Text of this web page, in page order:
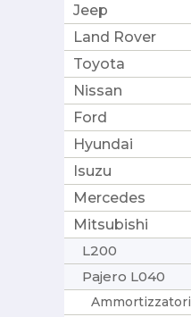
Jeep
Land Rover
Toyota
Nissan
Ford
Hyundai
Isuzu
Mercedes
Mitsubishi
L200
Pajero L040
Ammortizzatori